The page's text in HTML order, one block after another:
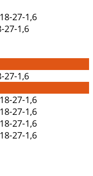
27-1,6
27-1,6